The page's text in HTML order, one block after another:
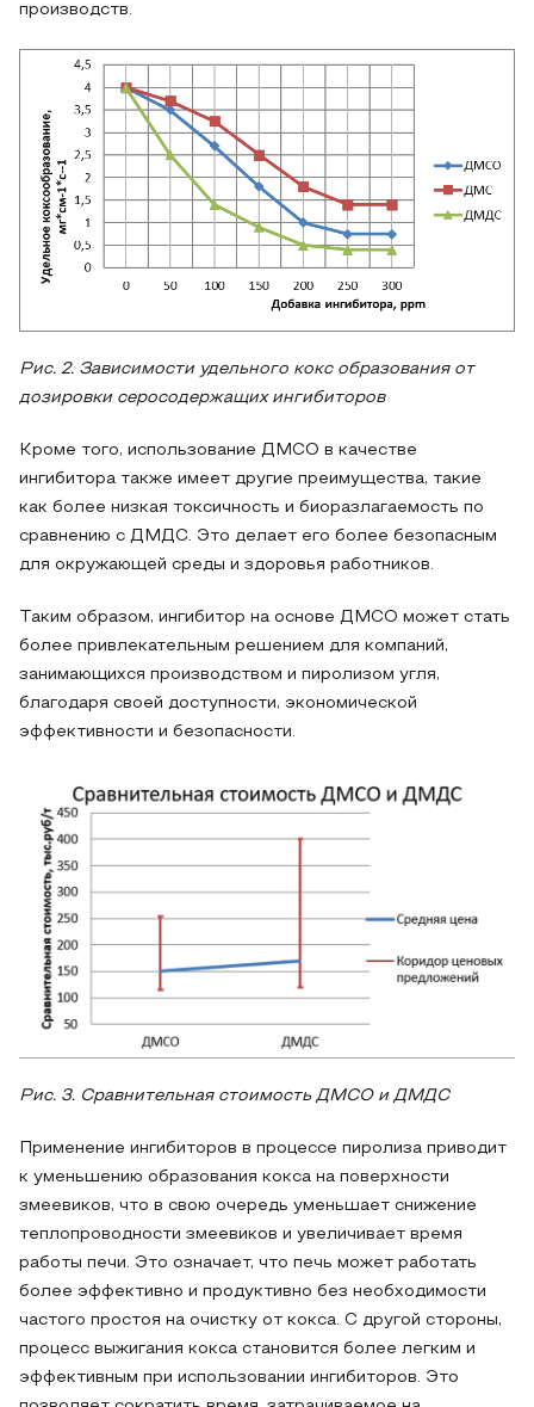
производств.
Рис. 2. Зависимости удельного кокс образования от
дозировки серосодержащих ингибиторов
Кроме того, использование ДМСО в качестве
ингибитора также имеет другие преимущества, такие
как более низкая токсичность и биоразлагаемость по
сравнению с ДМДС. Это делает его более безопасным
для окружающей среды и здоровья работников.
Таким образом, ингибитор на основе ДМСО может стать
более привлекательным решением для компаний,
занимающихся производством и пиролизом угля,
благодаря своей доступности, экономической
эффективности и безопасности.
Рис. 3. Сравнительная стоимость ДМСО и ДМДС
Применение ингибиторов в процессе пиролиза приводит
к уменьшению образования кокса на поверхности
змеевиков, что в свою очередь уменьшает снижение
теплопроводности змеевиков и увеличивает время
работы печи. Это означает, что печь может работать
более эффективно и продуктивно без необходимости
частого простоя на очистку от кокса. С другой стороны,
процесс выжигания кокса становится более легким и
эффективным при использовании ингибиторов. Это